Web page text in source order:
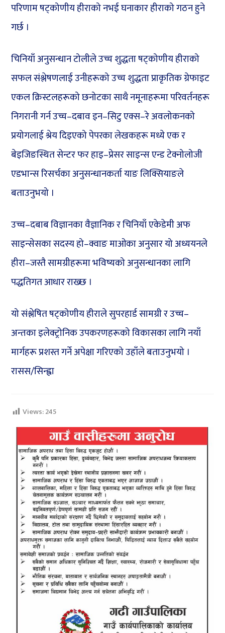
परिणाम षट्कोणीय हीराको नभई घनाकार हीराको गठन हुने
गर्छ ।
चिनियाँ अनुसन्धान टोलीले उच्च शुद्धता षट्कोणीय हीराको
सफल संश्लेषणलाई उनीहरूको उच्च शुद्धता प्राकृतिक ग्रेफाइट
एकल क्रिस्टलहरूको छनोटका साथै नमूनाहरूमा परिवर्तनहरू
निगरानी गर्न उच्च–दबाव इन–सिटु एक्स–रे अवलोकनको
प्रयोगलाई श्रेय दिइएको पेपरका लेखकहरू मध्ये एक र
बेइजिङस्थित सेन्टर फर हाइ–प्रेसर साइन्स एन्ड टेक्नोलोजी
एडभान्स रिसर्चका अनुसन्धानकर्ता याङ लिक्सियाङले
बताउनुभयो ।
उच्च–दबाब विज्ञानका वैज्ञानिक र चिनियाँ एकेडेमी अफ
साइन्सेसका सदस्य हो–क्वाङ माओका अनुसार यो अध्ययनले
हीरा–जस्तै सामग्रीहरूमा भविष्यको अनुसन्धानका लागि
पद्धतिगत आधार राख्छ ।
यो संश्लेषित षट्कोणीय हीराले सुपरहार्ड सामग्री र उच्च–
अन्तका इलेक्ट्रोनिक उपकरणहरूको विकासका लागि नयाँ
मार्गहरू प्रशस्त गर्ने अपेक्षा गरिएको उहाँले बताउनुभयो ।
रासस/सिन्ह्वा
Views:245